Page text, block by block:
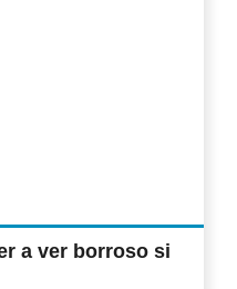
a ver borroso si